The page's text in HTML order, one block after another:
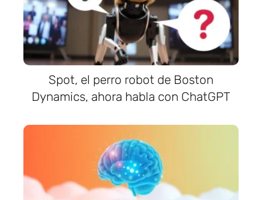
Spot, el perro robot de Boston
Dynamics, ahora habla con ChatGPT